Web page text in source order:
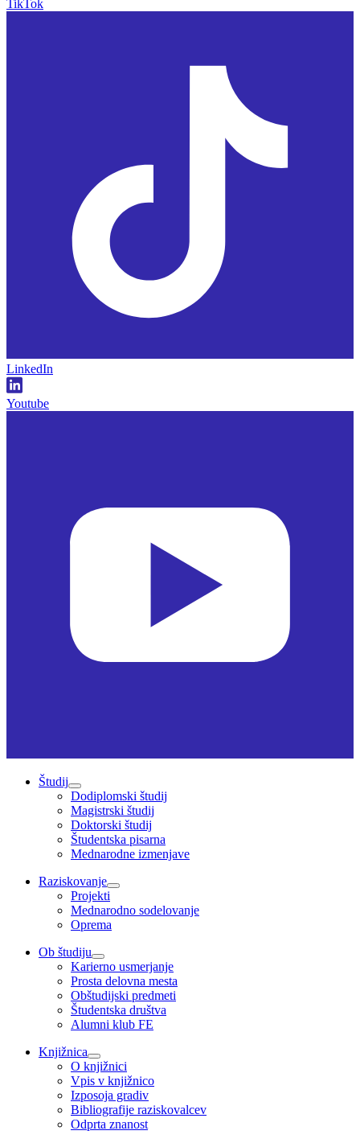
TikTok
LinkedIn
Youtube
Študij
Dodiplomski študij
Magistrski študij
Doktorski študij
Študentska pisarna
Mednarodne izmenjave
Raziskovanje
Projekti
Mednarodno sodelovanje
Oprema
Ob študiju
Karierno usmerjanje
Prosta delovna mesta
Obštudijski predmeti
Študentska društva
Alumni klub FE
Knjižnica
O knjižnici
Vpis v knjižnico
Izposoja gradiv
Bibliografije raziskovalcev
Odprta znanost